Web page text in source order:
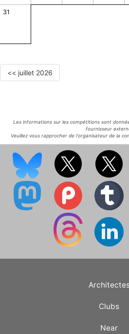
31
<< juillet 2026
Les informations sur les compétitions sont
fournisseur
Veuillez vous rapprocher de l'organisateur de la
Clubs
Near